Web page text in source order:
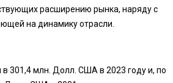
расширению рынка, наряду с
на динамику отрасли.
301,4 млн. Долл. США в 2023 году и, по